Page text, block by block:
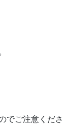
でご注意くださ